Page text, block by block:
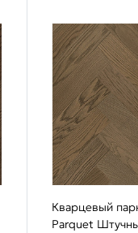
Кварцевый
Parquet